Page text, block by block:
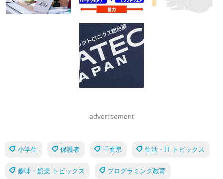
advertisement
小学生 保護者 千葉県 生活・IT トピックス
趣味・娯楽 トピックス プログラミング教育